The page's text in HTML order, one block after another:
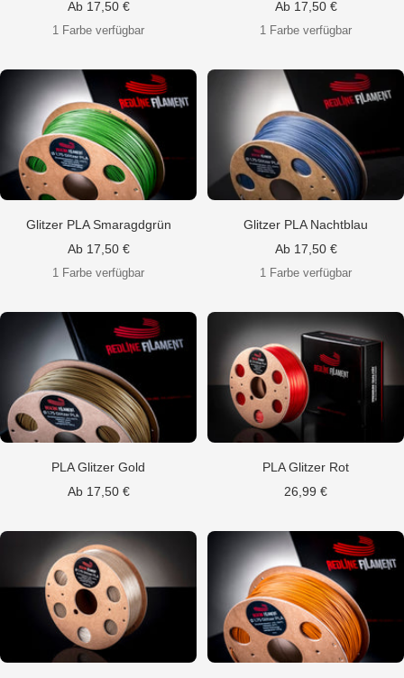
Angebotspreis
Ab 17,50 €
1 Farbe verfügbar
Angebotspreis
Ab 17,50 €
1 Farbe verfügbar
Glitzer PLA Smaragdgrün
Angebotspreis
Ab 17,50 €
1 Farbe verfügbar
Glitzer PLA Nachtblau
Angebotspreis
Ab 17,50 €
1 Farbe verfügbar
PLA Glitzer Gold
Angebotspreis
Ab 17,50 €
PLA Glitzer Rot
Angebotspreis
26,99 €